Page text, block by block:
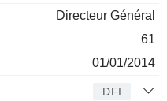
Directeur Général
61
01/01/2014
DFI